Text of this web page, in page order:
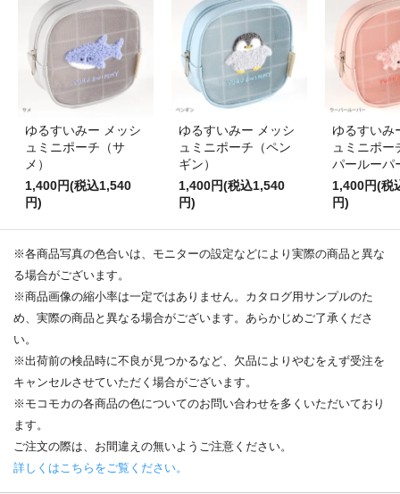
ゆるすいみー メッシ
ュミニポーチ（サ
メ）
1,400円(税込1,540
円)
ゆるすいみー メッシ
ュミニポーチ（ペン
ギン）
1,400円(税込1,540
円)
ゆるすいみ
ュミニポー
パールーパ
1,400円(税
円)
※各商品写真の色合いは、モニターの設定などにより実際の商品と異な
る場合がございます。
※商品画像の縮小率は一定ではありません。カタログ用サンプルのた
め、実際の商品と異なる場合がございます。あらかじめご了承くださ
い。
※出荷前の検品時に不良が見つかるなど、欠品によりやむをえず受注を
キャンセルさせていただく場合がございます。
※モコモカの各商品の色についてのお問い合わせを多くいただいており
ます。
ご注文の際は、お間違えの無いようご注意ください。
詳しくはこちらをご覧ください。